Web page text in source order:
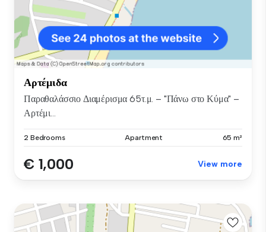
Αρτέμιδα
Παραθαλάσσιο Διαμέρισμα 65τ.μ. – "Πάνω στο Κύμα" –
Αρτέμι...
2 Bedrooms Apartment 65 m²
€ 1,000 View more